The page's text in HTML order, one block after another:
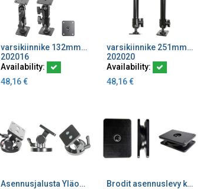
Add to Cart
varsikiinnike 132mm kuorma 3kg
202016
Availability:
48,16€
Add to Cart
varsikiinnike 251mm kuorma 2kg AMPS
202020
Availability:
48,16€
Add to Cart
Asennusjalusta Yläosa kääntyy 180°
Add to Cart
Brodit asennuslevy kääntönivel 50x70x21 mm esiporatut reiät